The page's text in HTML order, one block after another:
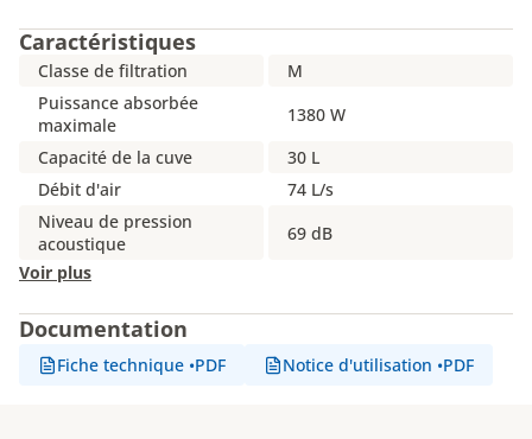
Caractéristiques
Classe de filtration
M
Puissance absorbée
maximale
1380 W
Capacité de la cuve
30 L
Débit d'air
74 L/s
Niveau de pression
acoustique
69 dB
Voir plus
Documentation
Fiche technique •PDF Notice d'utilisation •PDF